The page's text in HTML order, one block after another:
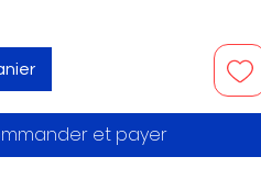
et payer